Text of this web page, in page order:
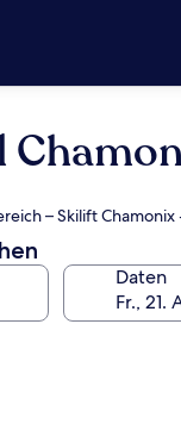
– Skilift Chamonix
Daten